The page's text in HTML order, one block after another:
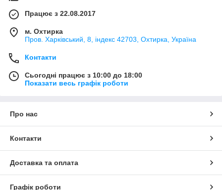
Працює з 22.08.2017
м. Охтирка
Пров. Харківський, 8, індекс 42703, Охтирка, Україна
Контакти
Сьогодні працює з 10:00 до 18:00
Показати весь графік роботи
Про нас
Контакти
Доставка та оплата
Графік роботи